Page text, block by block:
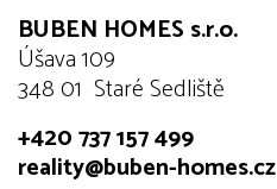
BUBEN HOMES s.r.o.
Úšava 109
348 01 Staré Sedliště
+420 737 157 499
reality@buben-homes.cz